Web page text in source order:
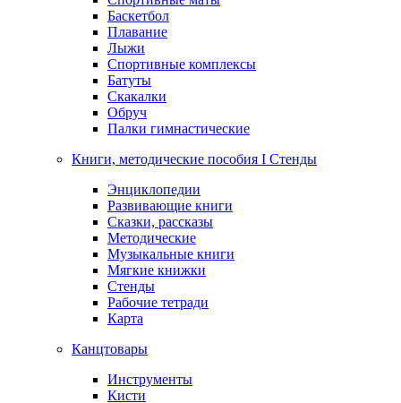
Баскетбол
Плавание
Лыжи
Спортивные комплексы
Батуты
Скакалки
Обруч
Палки гимнастические
Книги, методические пособия I Стенды
Энциклопедии
Развивающие книги
Сказки, рассказы
Методические
Музыкальные книги
Мягкие книжки
Стенды
Рабочие тетради
Карта
Канцтовары
Инструменты
Кисти